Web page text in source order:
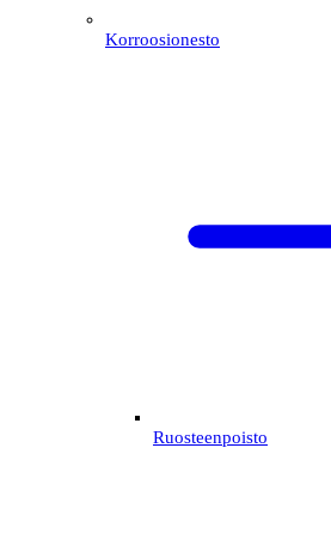
Korroosionesto
Ruosteenpoisto